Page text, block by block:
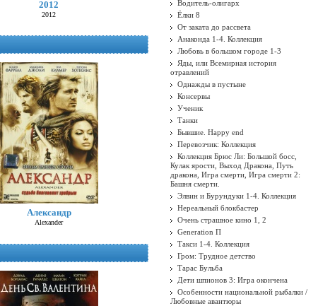
2012
2012
Александр
Alexander
Водитель-олигарх
Ёлки 8
От заката до рассвета
Анаконда 1-4. Коллекция
Любовь в большом городе 1-3
Яды, или Всемирная история
отравлений
Однажды в пустыне
Консервы
Ученик
Танки
Бывшие. Happy end
Перевозчик: Коллекция
Коллекция Брюс Ли: Большой босс,
Кулак ярости, Выход Дракона, Путь
дракона, Игра смерти, Игра смерти 2:
Башня смерти.
Элвин и Бурундуки 1-4. Коллекция
Нереальный блокбастер
Очень страшное кино 1, 2
Generation П
Такси 1-4. Коллекция
Гром: Трудное детство
Тарас Бульба
Дети шпионов 3: Игра окончена
Особенности национальной рыбалки /
Любовные авантюры